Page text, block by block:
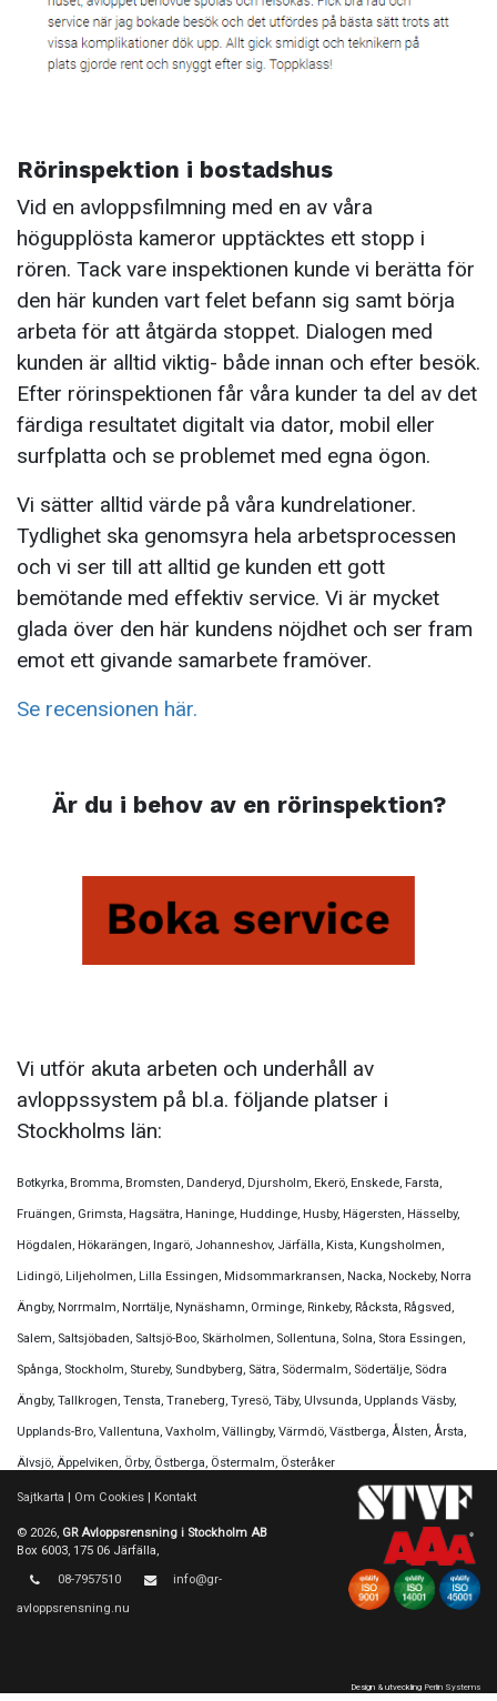
Rörinspektion i bostadshus
Vid en avloppsfilmning med en av våra
högupplösta kameror upptäcktes ett stopp i
rören. Tack vare inspektionen kunde vi berätta för
den här kunden vart felet befann sig samt börja
arbeta för att åtgärda stoppet. Dialogen med
kunden är alltid viktig- både innan och efter besök.
Efter rörinspektionen får våra kunder ta del av det
färdiga resultatet digitalt via dator, mobil eller
surfplatta och se problemet med egna ögon.
Vi sätter alltid värde på våra kundrelationer.
Tydlighet ska genomsyra hela arbetsprocessen
och vi ser till att alltid ge kunden ett gott
bemötande med effektiv service. Vi är mycket
glada över den här kundens nöjdhet och ser fram
emot ett givande samarbete framöver.
Se recensionen här.
Är du i behov av en rörinspektion?
Vi utför akuta arbeten och underhåll av
avloppssystem på bl.a. följande platser i
Stockholms län:
Botkyrka, Bromma, Bromsten, Danderyd, Djursholm, Ekerö, Enskede, Farsta,
Fruängen, Grimsta, Hagsätra, Haninge, Huddinge, Husby, Hägersten, Hässelby,
Högdalen, Hökarängen, Ingarö, Johanneshov, Järfälla, Kista, Kungsholmen,
Lidingö, Liljeholmen, Lilla Essingen, Midsommarkransen, Nacka, Nockeby, Norra
Ängby, Norrmalm, Norrtälje, Nynäshamn, Orminge, Rinkeby, Råcksta, Rågsved,
Salem, Saltsjöbaden, Saltsjö-Boo, Skärholmen, Sollentuna, Solna, Stora Essingen,
Spånga, Stockholm, Stureby, Sundbyberg, Sätra, Södermalm, Södertälje, Södra
Ängby, Tallkrogen, Tensta, Traneberg, Tyresö, Täby, Ulvsunda, Upplands Väsby,
Upplands-Bro, Vallentuna, Vaxholm, Vällingby, Värmdö, Västberga, Ålsten, Årsta,
Älvsjö, Äppelviken, Örby, Östberga, Östermalm, Österåker
Sajtkarta Om Cookies Kontakt
© 2026, GR Avloppsrensning i Stockholm AB
Box 6003, 175 06 Järfälla,
08-7957510
info@gr-
avloppsrensning.nu
Design & utveckling Perlin Systems